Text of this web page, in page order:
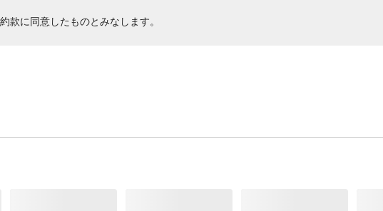
款に同意したものとみなします。